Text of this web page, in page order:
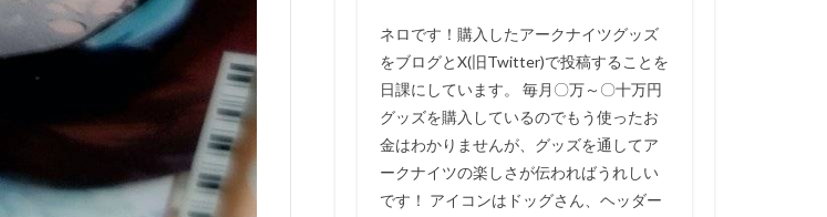
ネロです！購入したアークナイツグッズ
をブログとX(旧Twitter)で投稿することを
日課にしています。 毎月〇万～〇十万円
グッズを購入しているのでもう使ったお
金はわかりませんが、グッズを通してア
ークナイツの楽しさが伝わればうれしい
です！ アイコンはドッグさん、ヘッダー